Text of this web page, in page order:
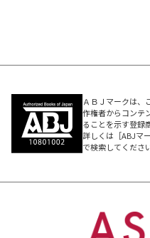
ＡＢＪマークは、
作権者からコンテ
ることを示す登録
詳しくは［ABJマ
で検索してくださ